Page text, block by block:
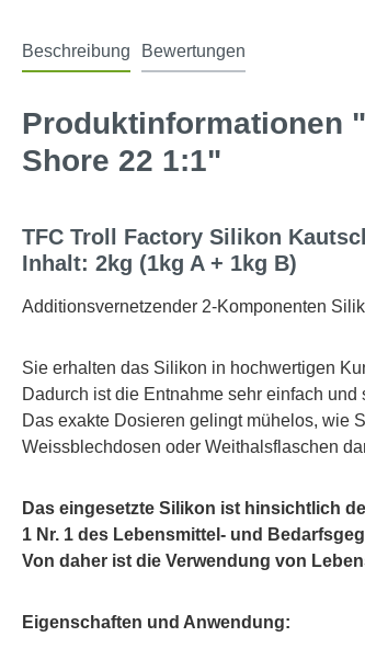
Beschreibung Bewertungen
Produktinformationen
Shore 22 1:1"
TFC Troll Factory Silikon
Inhalt: 2kg (1kg A + 1kg B)
Additionsvernetzender 2-Komponenten
Sie erhalten das Silikon in hochwertigen
Dadurch ist die Entnahme sehr einfach und
Das exakte Dosieren gelingt mühelos, wie
Weissblechdosen oder Weithalsflaschen
Das eingesetzte Silikon ist hinsichtlich
1 Nr. 1 des Lebensmittel- und
Von daher ist die Verwendung von
Eigenschaften und Anwendung: